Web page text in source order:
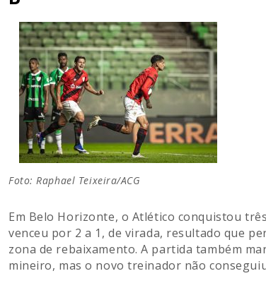
Foto: Raphael Teixeira/ACG
Em Belo Horizonte, o Atlético conquistou
venceu por 2 a 1, de virada, resultado que
zona de rebaixamento. A partida também
mineiro, mas o novo treinador não